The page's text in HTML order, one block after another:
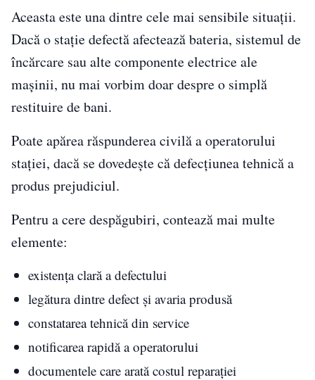
Aceasta este una dintre cele mai sensibile situații.
Dacă o stație defectă afectează bateria, sistemul de
încărcare sau alte componente electrice ale
mașinii, nu mai vorbim doar despre o simplă
restituire de bani.
Poate apărea răspunderea civilă a operatorului
stației, dacă se dovedește că defecțiunea tehnică a
produs prejudiciul.
Pentru a cere despăgubiri, contează mai multe
elemente:
existența clară a defectului
legătura dintre defect și avaria produsă
constatarea tehnică din service
notificarea rapidă a operatorului
documentele care arată costul reparației